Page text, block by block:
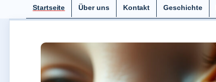
Startseite Über uns Kontakt Geschichte